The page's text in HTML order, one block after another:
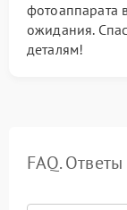
фотоаппарата
ожидания.
деталям!
FAQ.